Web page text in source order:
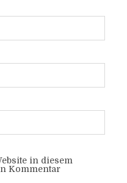
in diesem
Kommentar